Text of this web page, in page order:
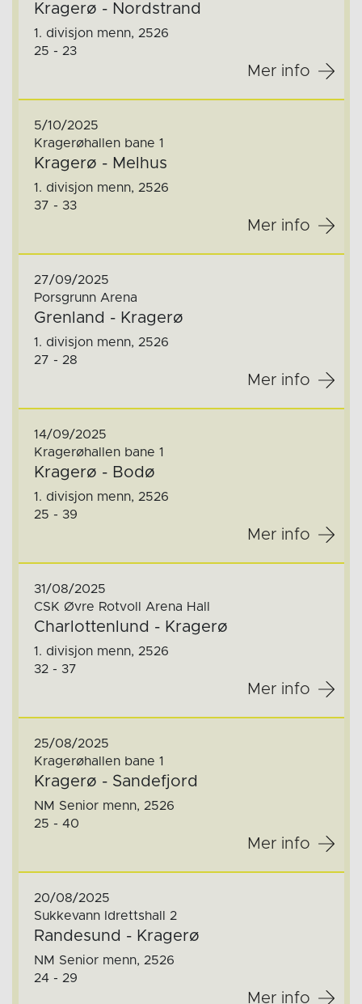
Kragerø - Nordstrand
1. divisjon menn, 2526
25 - 23
Mer info
5/10/2025
Kragerøhallen bane 1
Kragerø - Melhus
1. divisjon menn, 2526
37 - 33
Mer info
27/09/2025
Porsgrunn Arena
Grenland - Kragerø
1. divisjon menn, 2526
27 - 28
Mer info
14/09/2025
Kragerøhallen bane 1
Kragerø - Bodø
1. divisjon menn, 2526
25 - 39
Mer info
31/08/2025
CSK Øvre Rotvoll Arena Hall
Charlottenlund - Kragerø
1. divisjon menn, 2526
32 - 37
Mer info
25/08/2025
Kragerøhallen bane 1
Kragerø - Sandefjord
NM Senior menn, 2526
25 - 40
Mer info
20/08/2025
Sukkevann Idrettshall 2
Randesund - Kragerø
NM Senior menn, 2526
24 - 29
Mer info